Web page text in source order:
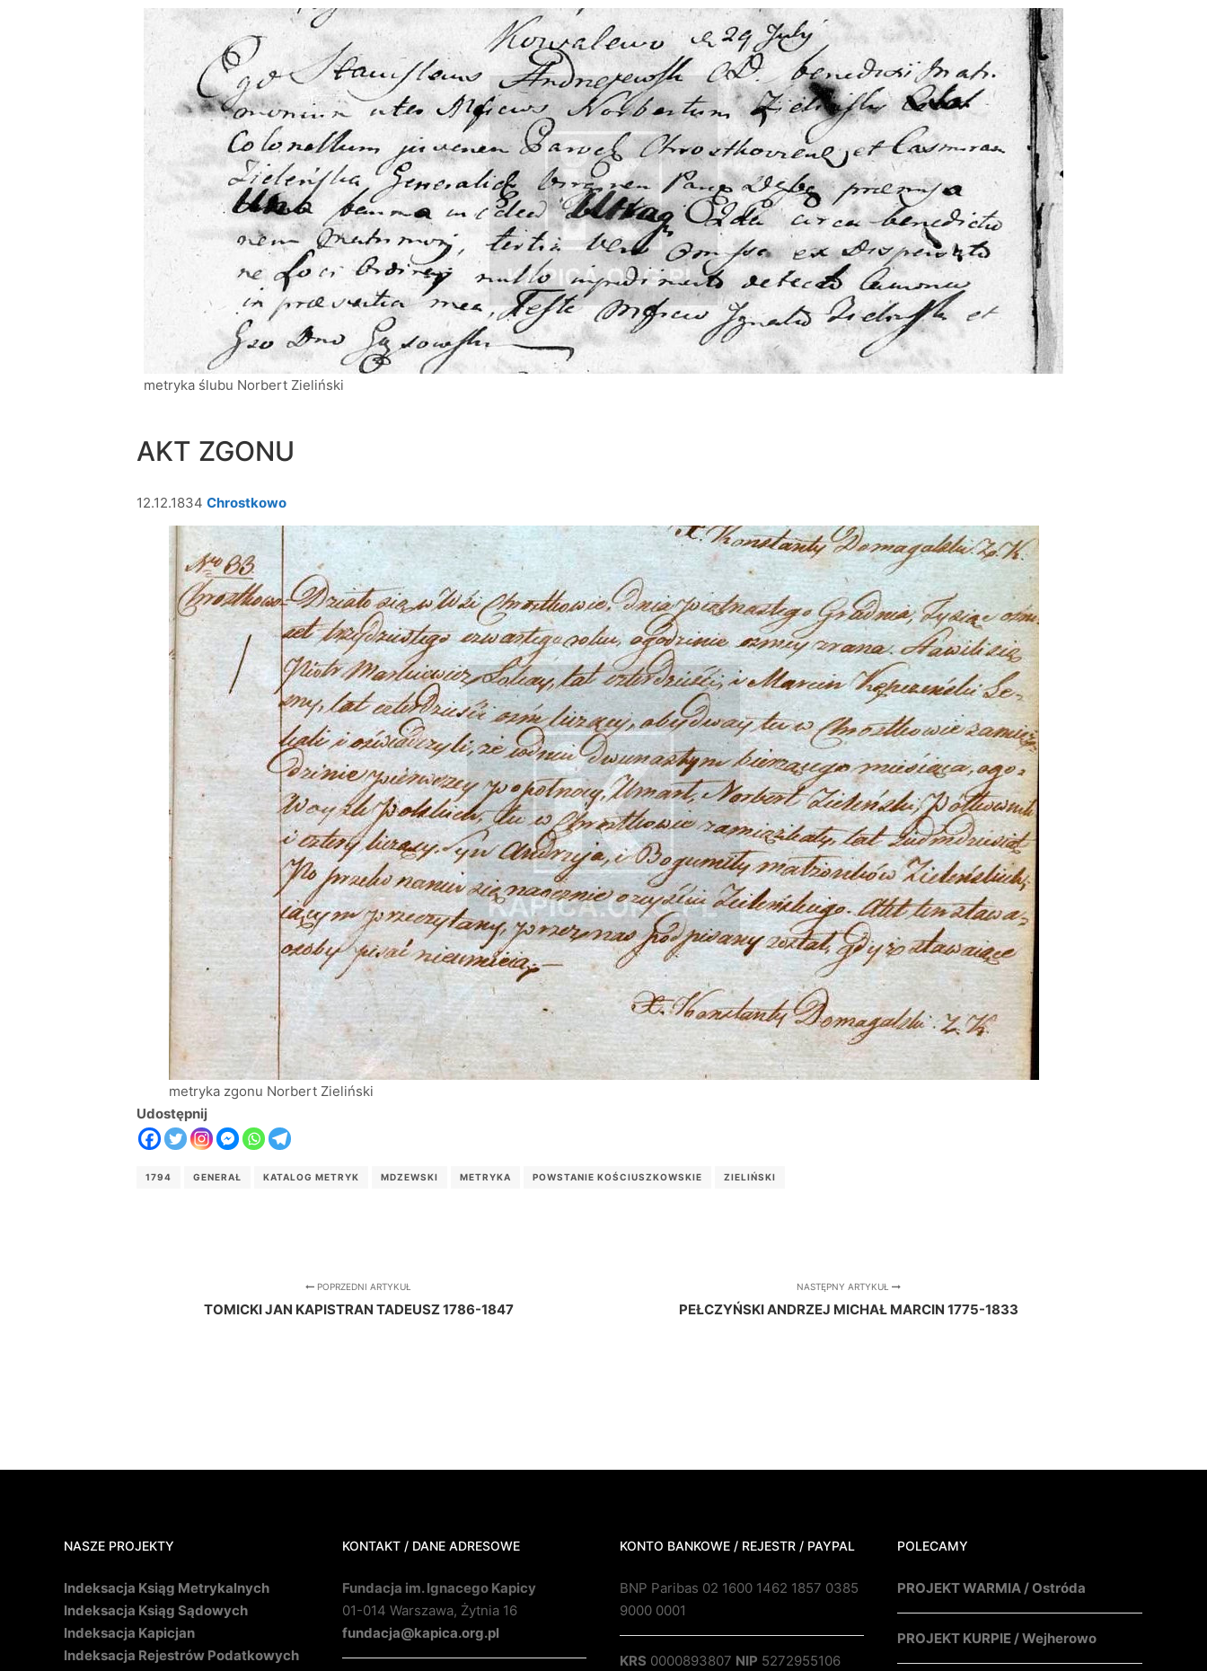
metryka ślubu Norbert Zieliński
AKT ZGONU
12.12.1834 Chrostkowo
metryka zgonu Norbert Zieliński
Udostępnij
1794 GENERAŁ KATALOG METRYK MDZEWSKI METRYKA POWSTANIE KOŚCIUSZKOWSKIE ZIELIŃSKI
POPRZEDNI ARTYKUŁ
TOMICKI JAN KAPISTRAN TADEUSZ 1786-1847
NASTĘPNY ARTYKUŁ
PEŁCZYŃSKI ANDRZEJ MICHAŁ MARCIN 1775-1833
NASZE PROJEKTY
Indeksacja Ksiąg Metrykalnych
Indeksacja Ksiąg Sądowych
Indeksacja Kapicjan
Indeksacja Rejestrów Podatkowych
KONTAKT / DANE ADRESOWE
Fundacja im. Ignacego Kapicy
01-014 Warszawa, Żytnia 16
fundacja@kapica.org.pl
KONTO BANKOWE / REJESTR / PAYPAL
BNP Paribas 02 1600 1462 1857 0385
9000 0001
KRS 0000893807 NIP 5272955106
POLECAMY
PROJEKT WARMIA / Ostróda
PROJEKT KURPIE / Wejherowo